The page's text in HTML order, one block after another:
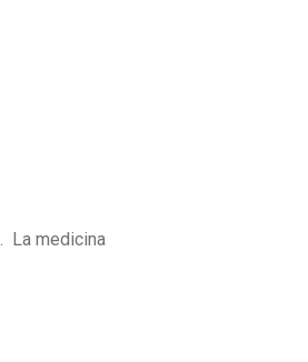
La medicina